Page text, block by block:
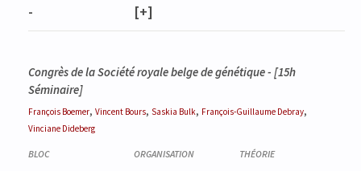
- [+]
Congrès de la Société royale belge de génétique - [15h
Séminaire]
François Boemer, Vincent Bours, Saskia Bulk, François-Guillaume Debray,
Vinciane Dideberg